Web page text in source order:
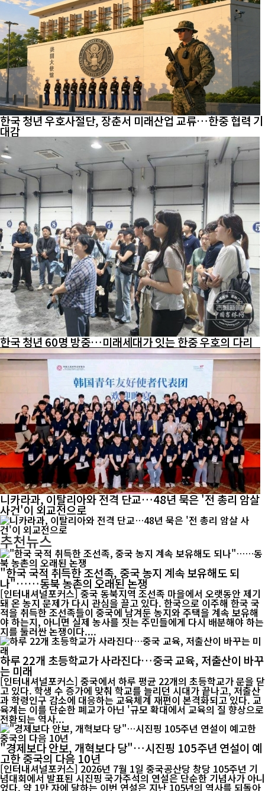
한국 청년 우호사절단, 장춘서 미래산업 교류…한중 협력 기
대감
한국 청년 60명 방중…미래세대가 잇는 한중 우호의 다리
니카라과, 이탈리아와 전격 단교…48년 묵은 '전 총리 암살
사건'이 외교전으로
추천뉴스
"한국 국적 취득한 조선족, 중국 농지 계속 보유해도 되
나"……동북 농촌의 오래된 논쟁
[인터내셔널포커스] 중국 동북지역 조선족 마을에서 오랫동안 제기
돼 온 농지 문제가 다시 관심을 끌고 있다. 한국으로 이주해 한국 국
적을 취득한 조선족들이 중국에 남겨둔 농지와 주택을 계속 보유해
야 하는지, 아니면 실제 농사를 짓는 주민들에게 다시 배분해야 하는
지를 둘러싼 논쟁이다....
하루 22개 초등학교가 사라진다…중국 교육, 저출산이 바꾸
는 미래
[인터내셔널포커스] 중국에서 하루 평균 22개의 초등학교가 문을 닫
고 있다. 학생 수 증가에 맞춰 학교를 늘리던 시대가 끝나고, 저출산
과 학령인구 감소에 대응하는 교육체계 재편이 본격화되고 있다. 교
육계는 이를 단순한 폐교가 아닌 '규모 확대에서 교육의 질 향상으로
전환되는 역사...
"경제보다 안보, 개혁보다 당"…시진핑 105주년 연설이 예
고한 중국의 다음 10년
[인터내셔널포커스] 2026년 7월 1일 중국공산당 창당 105주년 기
념대회에서 발표된 시진핑 국가주석의 연설은 단순한 기념사가 아니
었다. 약 1만 자에 달하는 이번 연설은 지난 105년의 역사를 되돌아